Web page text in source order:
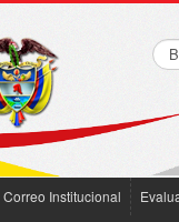
Correo Institucional